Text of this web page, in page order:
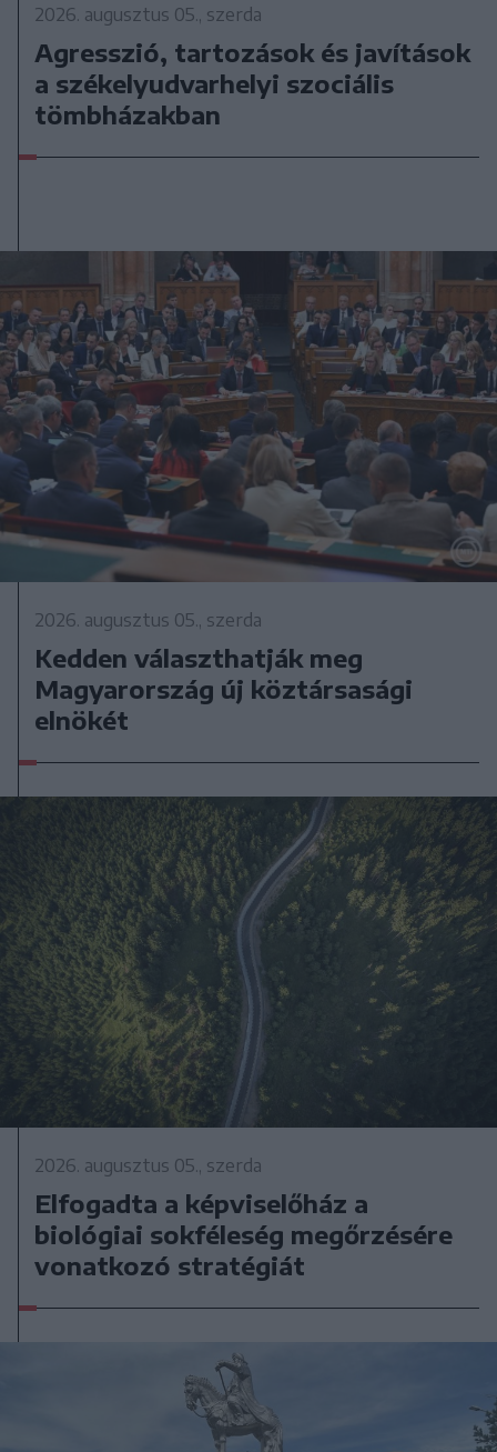
2026. augusztus 05., szerda
Agresszió, tartozások és javítások
a székelyudvarhelyi szociális
tömbházakban
2026. augusztus 05., szerda
Kedden választhatják meg
Magyarország új köztársasági
elnökét
2026. augusztus 05., szerda
Elfogadta a képviselőház a
biológiai sokféleség megőrzésére
vonatkozó stratégiát